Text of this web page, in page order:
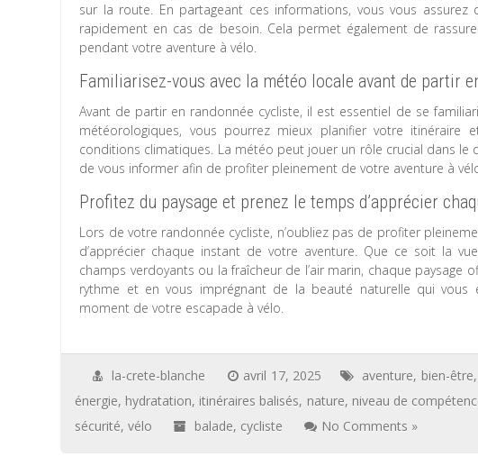
sur la route. En partageant ces informations, vous vous
rapidement en cas de besoin. Cela permet également de
pendant votre aventure à vélo.
Familiarisez-vous avec la météo locale avant de partir
Avant de partir en randonnée cycliste, il est essentiel de se
météorologiques, vous pourrez mieux planifier votre
conditions climatiques. La météo peut jouer un rôle crucial dans
de vous informer afin de profiter pleinement de votre aventure à
Profitez du paysage et prenez le temps d’apprécier
Lors de votre randonnée cycliste, n’oubliez pas de profiter
d’apprécier chaque instant de votre aventure. Que ce soit la
champs verdoyants ou la fraîcheur de l’air marin, chaque paysage
rythme et en vous imprégnant de la beauté naturelle qui vous
moment de votre escapade à vélo.
la-crete-blanche avril 17, 2025 aventure, bien-être,
énergie, hydratation, itinéraires balisés, nature, niveau de
sécurité,vélo balade, cycliste No Comments »